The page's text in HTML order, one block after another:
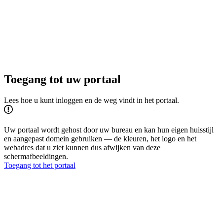
Toegang tot uw portaal
Lees hoe u kunt inloggen en de weg vindt in het portaal.
Uw portaal wordt gehost door uw bureau en kan hun eigen huisstijl
en aangepast domein gebruiken — de kleuren, het logo en het
webadres dat u ziet kunnen dus afwijken van deze
schermafbeeldingen.
Toegang tot het portaal